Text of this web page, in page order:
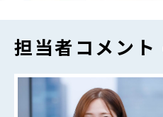
担当者コメント